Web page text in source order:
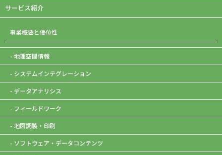
サービス紹介
事業概要と優位性
- 地理空間情報
- システムインテグレーション
- データアナリシス
- フィールドワーク
- 地図調製・印刷
- ソフトウェア・データコンテンツ